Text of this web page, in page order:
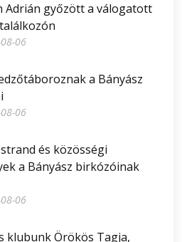
Adrián győzött a válogatott
06
a Bányász
06
strand és közösségi
a Bányász birkózóinak
06
klubunk Örökös Tagja,